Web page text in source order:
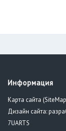
Информация
Карта сайта
Дизайн сайта:
7UARTS